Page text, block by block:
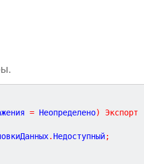
= Неопределено) Экспорт
. Недоступный;